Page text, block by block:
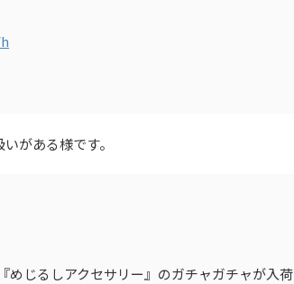
がある様です。
めじるしアクセサリー』のガチャガチャが入荷